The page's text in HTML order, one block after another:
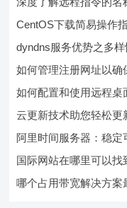
CentOS下载简易操作
dyndns服务优势之多样
如何管理注册网址以确
如何配置和使用远程桌
云更新技术助您轻松更
阿里时间服务器：稳
国际网站在哪里可以找
哪个占用带宽解决方案